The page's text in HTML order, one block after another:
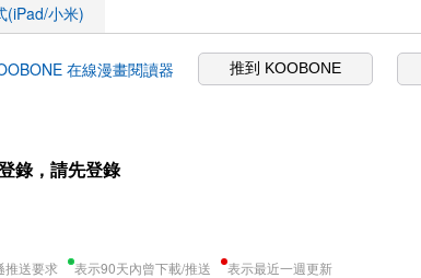
(iPad/小米)
在線漫畫閱讀器 推到 KOOBONE
錄，請先登錄
推送要求 表示90天內曾下載/推送 表示最近一週更新